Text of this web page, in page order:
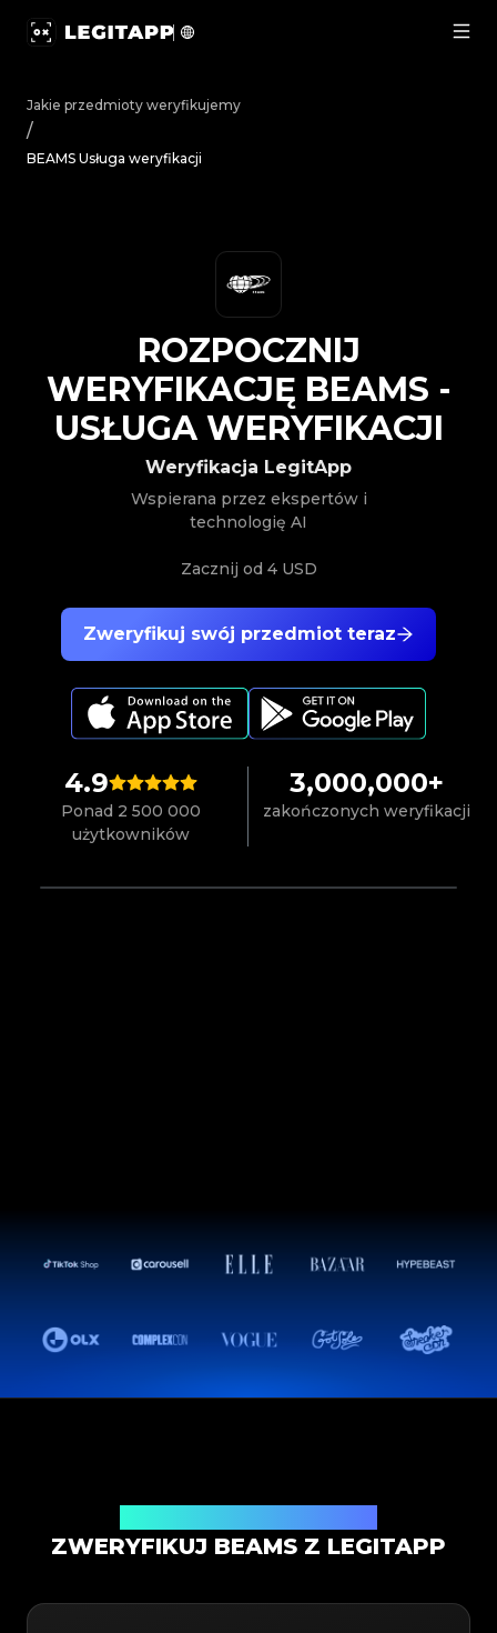
Jakie przedmioty weryfikujemy
/
BEAMS Usługa weryfikacji
4.9
Ponad 2 500 000
użytkowników
3,000,000+
zakończonych weryfikacji
Zweryfikuj swój przedmiot teraz
Weryfikacja LegitApp
Wspierana przez ekspertów i
technologię AI
Zacznij od 4 USD
ROZPOCZNIJ
WERYFIKACJĘ BEAMS -
USŁUGA WERYFIKACJI
ZWERYFIKUJ BEAMS Z LEGITAPP